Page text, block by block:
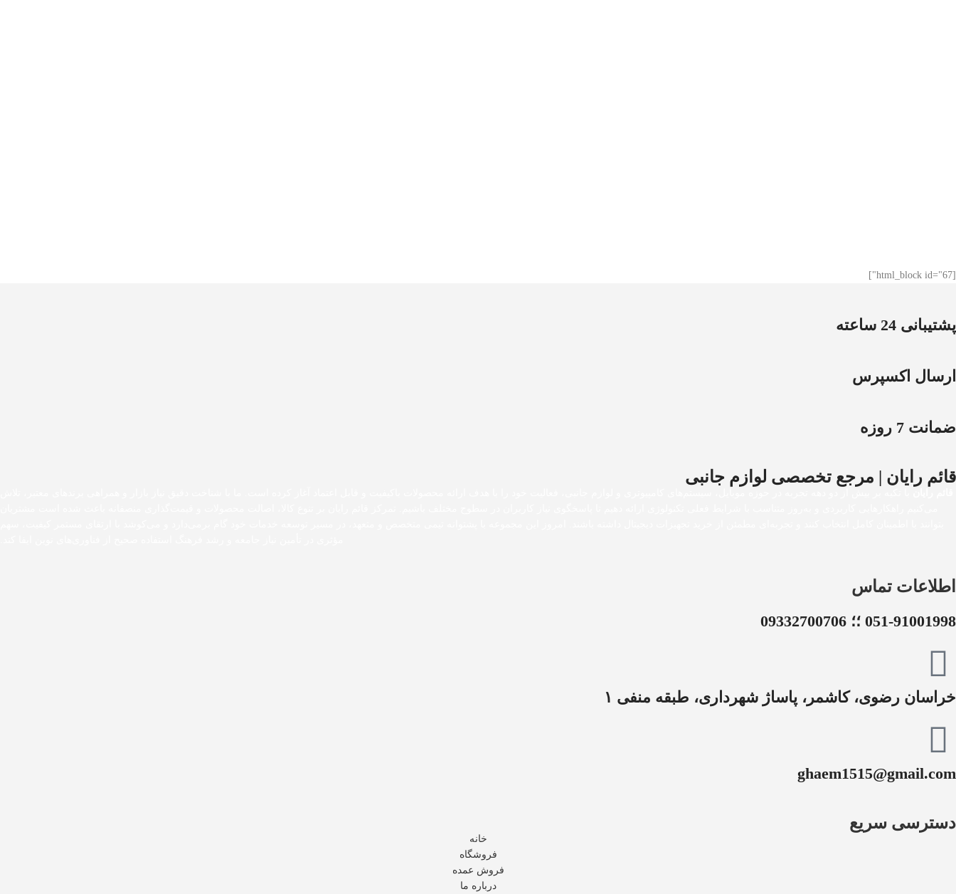
[html_block id="67"]
پشتیبانی 24 ساعته
ارسال اکسپرس
ضمانت 7 روزه
قائم رایان | مرجع تخصصی لوازم جانبی
اطلاعات تماس
051-91001998 ؛؛ 09332700706
خراسان رضوی، کاشمر، پاساژ شهرداری، طبقه منفی ۱
ghaem1515@gmail.com
دسترسی سریع
خانه
فروشگاه
فروش عمده
درباره ما